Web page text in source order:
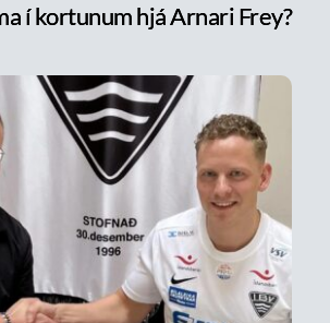
í kortunum hjá Arnari Frey?